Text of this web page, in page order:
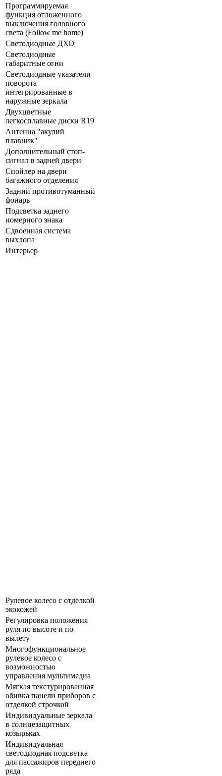
Программируемая
функция отложенного
выключения головного
света (Follow me home)
Светодиодные ДХО
Светодиодные
габаритные огни
Светодиодные указатели
поворота
интегрированные в
наружные зеркала
Двухцветные
легкосплавные диски R19
Антенна "акулий
плавник"
Дополнительный стоп-
сигнал в задней двери
Спойлер на двери
багажного отделения
Задний противотуманный
фонарь
Подсветка заднего
номерного знака
Сдвоенная система
выхлопа
Интерьер
Рулевое колесо с отделкой
экокожей
Регулировка положения
руля по высоте и по
вылету
Многофункциональное
рулевое колесо с
возможностью
управления мультимедиа
Мягкая текстурированная
обивка панели приборов с
отделкой строчкой
Индивидуальные зеркала
в солнцезащитных
козырьках
Индивидуальная
светодиодная подсветка
для пассажиров переднего
ряда